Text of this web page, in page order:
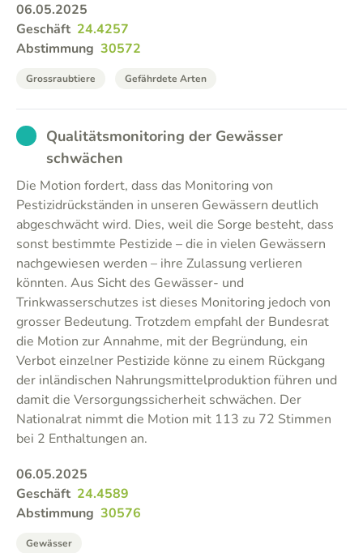
06.05.2025
Geschäft 24.4257
Abstimmung 30572
Grossraubtiere Gefährdete Arten
EXCUSED
Qualitätsmonitoring der Gewässer
schwächen
Die Motion fordert, dass das Monitoring von
Pestizidrückständen in unseren Gewässern deutlich
abgeschwächt wird. Dies, weil die Sorge besteht, dass
sonst bestimmte Pestizide – die in vielen Gewässern
nachgewiesen werden – ihre Zulassung verlieren
könnten. Aus Sicht des Gewässer- und
Trinkwasserschutzes ist dieses Monitoring jedoch von
grosser Bedeutung. Trotzdem empfahl der Bundesrat
die Motion zur Annahme, mit der Begründung, ein
Verbot einzelner Pestizide könne zu einem Rückgang
der inländischen Nahrungsmittelproduktion führen und
damit die Versorgungssicherheit schwächen. Der
Nationalrat nimmt die Motion mit 113 zu 72 Stimmen
bei 2 Enthaltungen an.
06.05.2025
Geschäft 24.4589
Abstimmung 30576
Gewässer